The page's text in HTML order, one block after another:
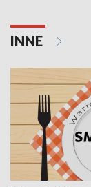
INNE